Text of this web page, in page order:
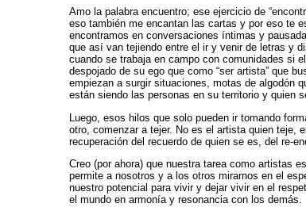
Amo la palabra encuentro; ese ejercicio de
eso también me encantan las cartas y por eso te
encontramos en conversaciones íntimas y
que así van tejiendo entre el ir y venir de letras y
cuando se trabaja en campo con comunidades si
despojado de su ego que como “ser artista” que
empiezan a surgir situaciones, motas de algodón
están siendo las personas en su territorio y quien
Luego, esos hilos que solo pueden ir tomando
otro, comenzar a tejer. No es el artista quien teje,
recuperación del recuerdo de quien se es, del re-
Creo (por ahora) que nuestra tarea como artistas
permite a nosotros y a los otros mirarnos en el
nuestro potencial para vivir y dejar vivir en el
el mundo en armonía y resonancia con los demás.